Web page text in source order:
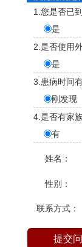
1.您是否已
是
2.是否使用
是
3.患病时间
刚发现
4.是否有家
有
姓名：
性别：
联系方式：